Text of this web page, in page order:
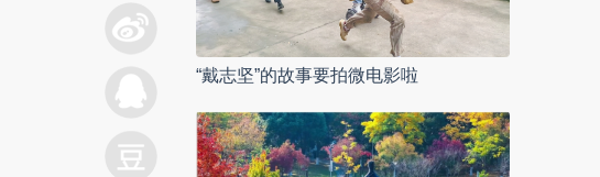
“戴志坚”的故事要拍微电影啦